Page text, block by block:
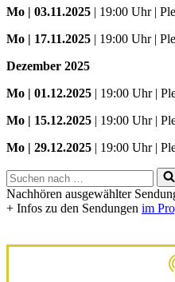
Mo | 03.11.2025 | 19:00 Uhr |
Mo | 17.11.2025 | 19:00 Uhr |
Dezember 2025
Mo | 01.12.2025 | 19:00 Uhr |
Mo | 15.12.2025 | 19:00 Uhr |
Mo | 29.12.2025 | 19:00 Uhr |
Suchen
nach …
Nachhören ausgewählter
+ Infos zu den Sendungen im